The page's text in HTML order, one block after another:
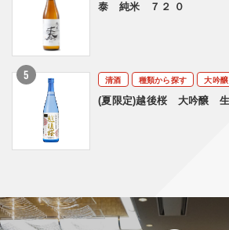
泰 純米 ７２ ０
清酒 種類から探す
大吟醸
(夏限定)越後桜 大吟醸